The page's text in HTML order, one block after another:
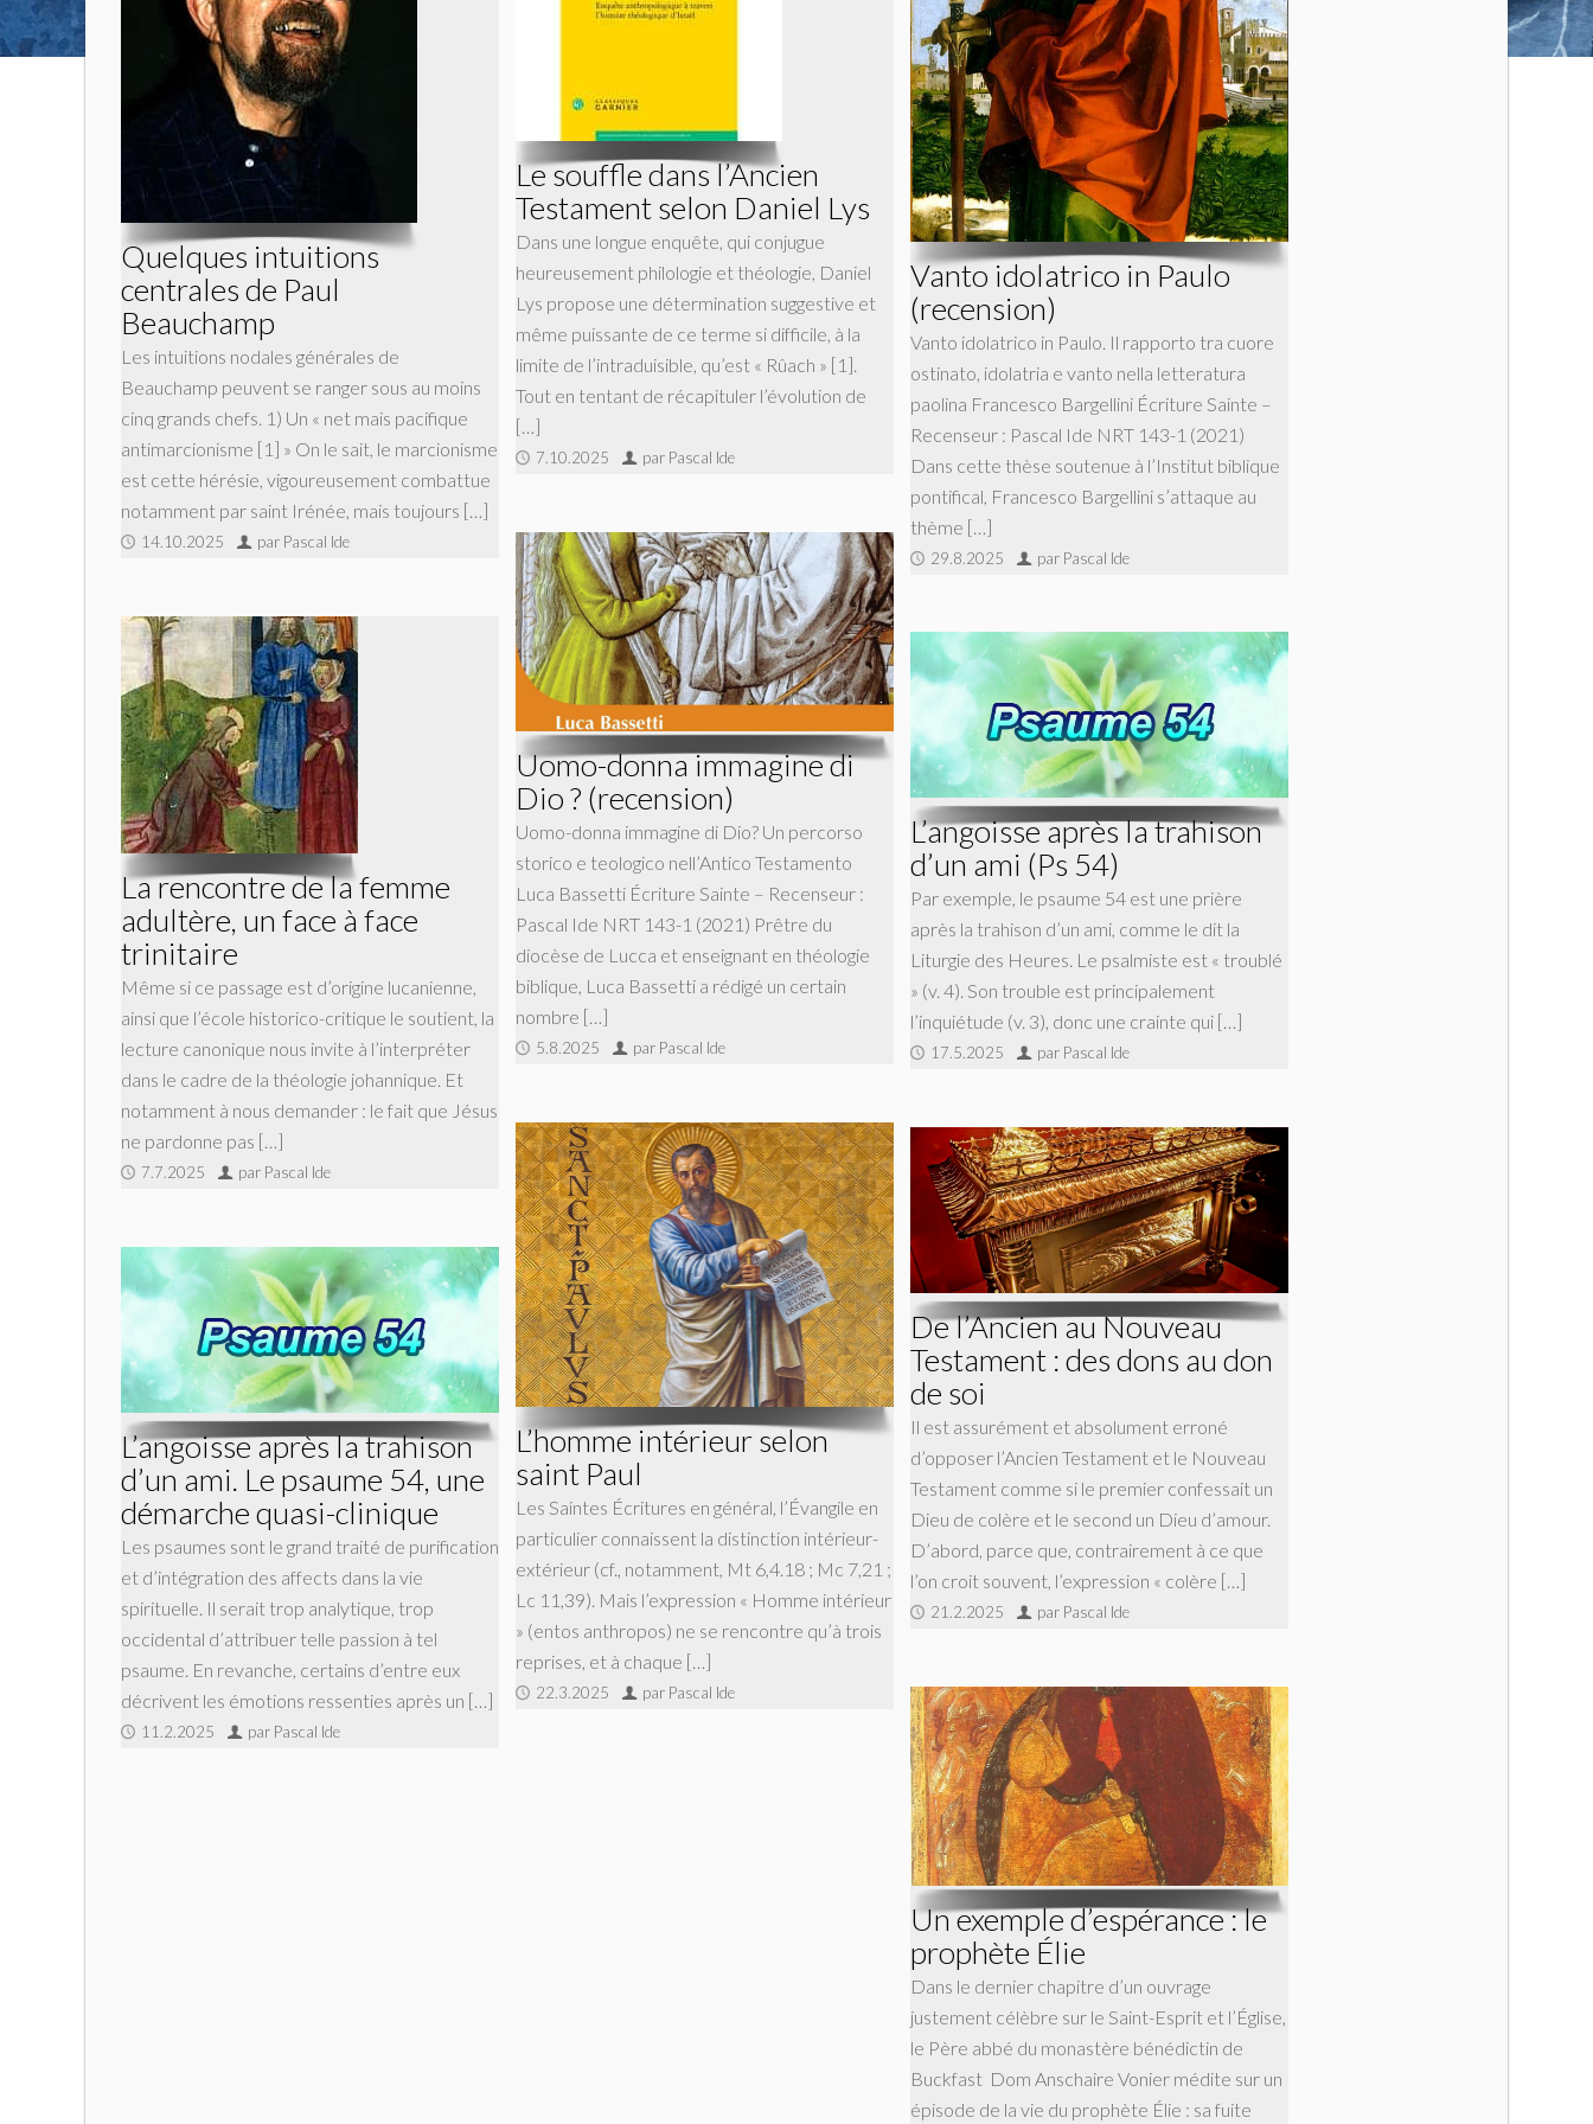
Quelques intuitions
centrales de Paul
Beauchamp
Les intuitions nodales générales de
Beauchamp peuvent se ranger sous au moins
cinq grands chefs. 1) Un « net mais pacifique
antimarcionisme [1] » On le sait, le marcionisme
est cette hérésie, vigoureusement combattue
notamment par saint Irénée, mais toujours […]
14.10.2025 par Pascal Ide
Le souffle dans l’Ancien
Testament selon Daniel Lys
Dans une longue enquête, qui conjugue
heureusement philologie et théologie, Daniel
Lys propose une détermination suggestive et
même puissante de ce terme si difficile, à la
limite de l’intraduisible, qu’est « Rûach » [1].
Tout en tentant de récapituler l’évolution de
[…]
7.10.2025 par Pascal Ide
Vanto idolatrico in Paulo
(recension)
Vanto idolatrico in Paulo. Il rapporto tra cuore
ostinato, idolatria e vanto nella letteratura
paolina Francesco Bargellini Écriture Sainte –
Recenseur : Pascal Ide NRT 143-1 (2021)
Dans cette thèse soutenue à l’Institut biblique
pontifical, Francesco Bargellini s’attaque au
thème […]
29.8.2025 par Pascal Ide
Uomo-donna immagine di
Dio ? (recension)
Uomo-donna immagine di Dio? Un percorso
storico e teologico nell’Antico Testamento
Luca Bassetti Écriture Sainte – Recenseur :
Pascal Ide NRT 143-1 (2021) Prêtre du
diocèse de Lucca et enseignant en théologie
biblique, Luca Bassetti a rédigé un certain
nombre […]
5.8.2025 par Pascal Ide
La rencontre de la femme
adultère, un face à face
trinitaire
Même si ce passage est d’origine lucanienne,
ainsi que l’école historico-critique le soutient, la
lecture canonique nous invite à l’interpréter
dans le cadre de la théologie johannique. Et
notamment à nous demander : le fait que Jésus
ne pardonne pas […]
7.7.2025 par Pascal Ide
L’angoisse après la trahison
d’un ami (Ps 54)
Par exemple, le psaume 54 est une prière
après la trahison d’un ami, comme le dit la
Liturgie des Heures. Le psalmiste est « troublé
» (v. 4). Son trouble est principalement
l’inquiétude (v. 3), donc une crainte qui […]
17.5.2025 par Pascal Ide
L’homme intérieur selon
saint Paul
Les Saintes Écritures en général, l’Évangile en
particulier connaissent la distinction intérieur-
extérieur (cf., notamment, Mt 6,4.18 ; Mc 7,21 ;
Lc 11,39). Mais l’expression « Homme intérieur
» (entos anthropos) ne se rencontre qu’à trois
reprises, et à chaque […]
22.3.2025 par Pascal Ide
De l’Ancien au Nouveau
Testament : des dons au don
de soi
Il est assurément et absolument erroné
d’opposer l’Ancien Testament et le Nouveau
Testament comme si le premier confessait un
Dieu de colère et le second un Dieu d’amour.
D’abord, parce que, contrairement à ce que
l’on croit souvent, l’expression « colère […]
21.2.2025 par Pascal Ide
L’angoisse après la trahison
d’un ami. Le psaume 54, une
démarche quasi-clinique
Les psaumes sont le grand traité de purification
et d’intégration des affects dans la vie
spirituelle. Il serait trop analytique, trop
occidental d’attribuer telle passion à tel
psaume. En revanche, certains d’entre eux
décrivent les émotions ressenties après un […]
11.2.2025 par Pascal Ide
Un exemple d’espérance : le
prophète Élie
Dans le dernier chapitre d’un ouvrage
justement célèbre sur le Saint-Esprit et l’Église,
le Père abbé du monastère bénédictin de
Buckfast Dom Anschaire Vonier médite sur un
épisode de la vie du prophète Élie : sa fuite